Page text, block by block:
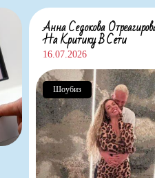
Анна Седокова
На Критику В Сети
16.07.2026
Шоубиз